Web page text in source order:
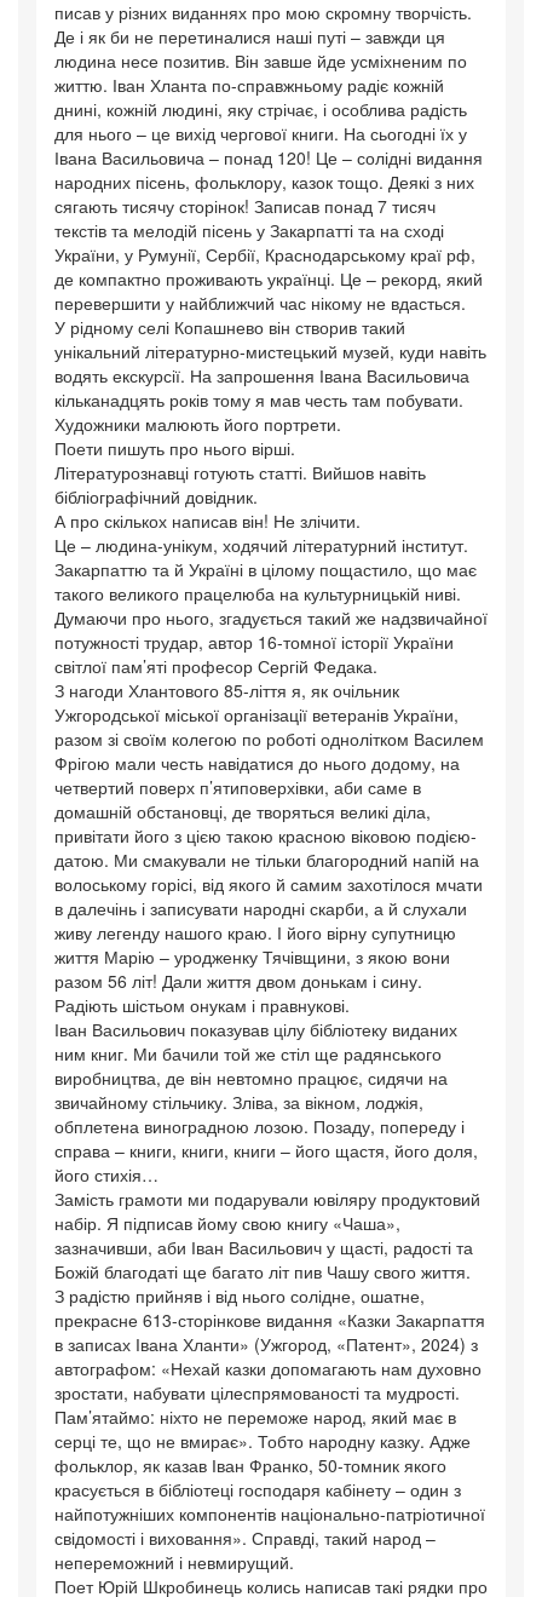
писав у різних виданнях про мою скромну творчість.
Де і як би не перетиналися наші путі – завжди ця
людина несе позитив. Він завше йде усміхненим по
життю. Іван Хланта по-справжньому радіє кожній
днині, кожній людині, яку стрічає, і особлива радість
для нього – це вихід чергової книги. На сьогодні їх у
Івана Васильовича – понад 120! Це – солідні видання
народних пісень, фольклору, казок тощо. Деякі з них
сягають тисячу сторінок! Записав понад 7 тисяч
текстів та мелодій пісень у Закарпатті та на сході
України, у Румунії, Сербії, Краснодарському краї рф,
де компактно проживають українці. Це – рекорд, який
перевершити у найближчий час нікому не вдасться.
У рідному селі Копашнево він створив такий
унікальний літературно-мистецький музей, куди навіть
водять екскурсії. На запрошення Івана Васильовича
кільканадцять років тому я мав честь там побувати.
Художники малюють його портрети.
Поети пишуть про нього вірші.
Літературознавці готують статті. Вийшов навіть
бібліографічний довідник.
А про скількох написав він! Не злічити.
Це – людина-унікум, ходячий літературний інститут.
Закарпаттю та й Україні в цілому пощастило, що має
такого великого працелюба на культурницькій ниві.
Думаючи про нього, згадується такий же надзвичайної
потужності трудар, автор 16-томної історії України
світлої пам’яті професор Сергій Федака.
З нагоди Хлантового 85-ліття я, як очільник
Ужгородської міської організації ветеранів України,
разом зі своїм колегою по роботі однолітком Василем
Фрігою мали честь навідатися до нього додому, на
четвертий поверх п’ятиповерхівки, аби саме в
домашній обстановці, де творяться великі діла,
привітати його з цією такою красною віковою подією-
датою. Ми смакували не тільки благородний напій на
волоському горісі, від якого й самим захотілося мчати
в далечінь і записувати народні скарби, а й слухали
живу легенду нашого краю. І його вірну супутницю
життя Марію – уродженку Тячівщини, з якою вони
разом 56 літ! Дали життя двом донькам і сину.
Радіють шістьом онукам і правнукові.
Іван Васильович показував цілу бібліотеку виданих
ним книг. Ми бачили той же стіл ще радянського
виробництва, де він невтомно працює, сидячи на
звичайному стільчику. Зліва, за вікном, лоджія,
обплетена виноградною лозою. Позаду, попереду і
справа – книги, книги, книги – його щастя, його доля,
його стихія…
Замість грамоти ми подарували ювіляру продуктовий
набір. Я підписав йому свою книгу «Чаша»,
зазначивши, аби Іван Васильович у щасті, радості та
Божій благодаті ще багато літ пив Чашу свого життя.
З радістю прийняв і від нього солідне, ошатне,
прекрасне 613-сторінкове видання «Казки Закарпаття
в записах Івана Хланти» (Ужгород, «Патент», 2024) з
автографом: «Нехай казки допомагають нам духовно
зростати, набувати цілеспрямованості та мудрості.
Пам’ятаймо: ніхто не переможе народ, який має в
серці те, що не вмирає». Тобто народну казку. Адже
фольклор, як казав Іван Франко, 50-томник якого
красується в бібліотеці господаря кабінету – один з
найпотужніших компонентів національно-патріотичної
свідомості і виховання». Справді, такий народ –
непереможний і невмирущий.
Поет Юрій Шкробинець колись написав такі рядки про